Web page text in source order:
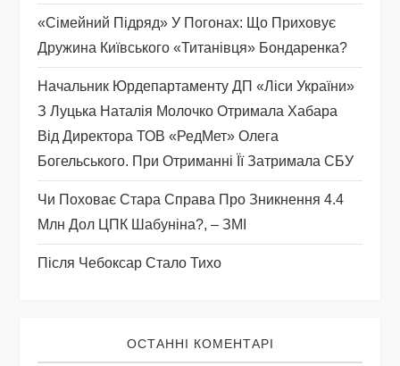
и
с
і
в
«Сімейний Підряд» У Погонах: Що Приховує
Дружина Київського «титанівця» Бондаренка?
Начальник Юрдепартаменту ДП «Ліси України»
З Луцька Наталія Молочко Отримала Хабара
Від Директора ТОВ «РедМет» Олега
Богельського. При Отриманні Її Затримала СБУ
Чи Поховає Стара Справа Про Зникнення 4.4
Млн Дол ЦПК Шабуніна?, – ЗМІ
Після Чебоксар Стало Тихо
ОСТАННІ КОМЕНТАРІ